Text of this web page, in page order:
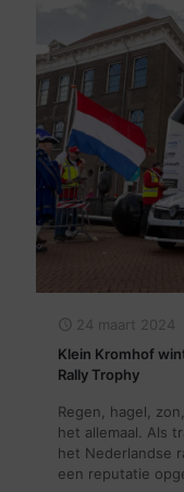
24 maart 2024
Klein Kromhof
Rally Trophy
Regen, hagel,
het allemaal. Als
het Nederlandse
een reputatie